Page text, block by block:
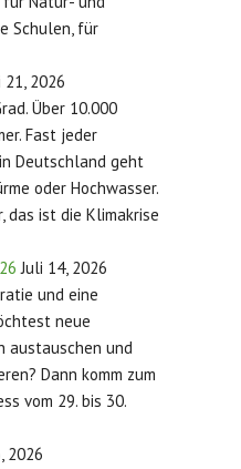
Schulen, für
21, 2026
Über 10.000
Fast jeder
Deutschland geht
oder Hochwasser.
das ist die Klimakrise
Juli 14, 2026
und eine
neue
austauschen und
Dann komm zum
vom 29. bis 30.
2026